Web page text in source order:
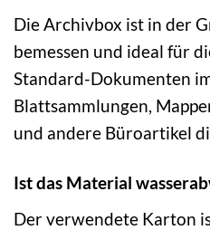
Die Archivbox ist in der
bemessen und ideal für
Standard-Dokumenten
Blattsammlungen,
und andere Büroartikel
Ist das Material
Der verwendete Karton